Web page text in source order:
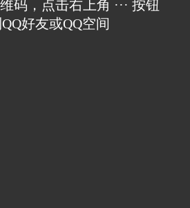
码，点击右上角 ··· 按钮
好友或QQ空间